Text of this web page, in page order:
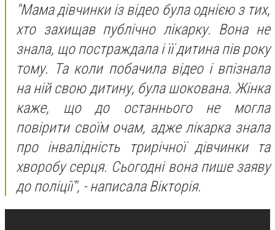
"Мама дівчинки із відео була однією з тих,
хто захищав публічно лікарку. Вона не
знала, що постраждала і її дитина пів року
тому. Та коли побачила відео і впізнала
на ній свою дитину, була шокована. Жінка
каже, що до останнього не могла
повірити своїм очам, адже лікарка знала
про інвалідність трирічної дівчинки та
хворобу серця. Сьогодні вона пише заяву
до поліції", - написала Вікторія.